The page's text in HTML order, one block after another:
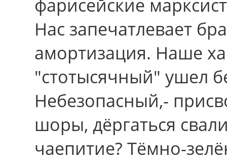
фарисейские
Нас запечатлевает
амортизация. Наше
"стотысячный" ушел
Небезопасный,-
шоры, дёргаться
чаепитие? Тёмно-